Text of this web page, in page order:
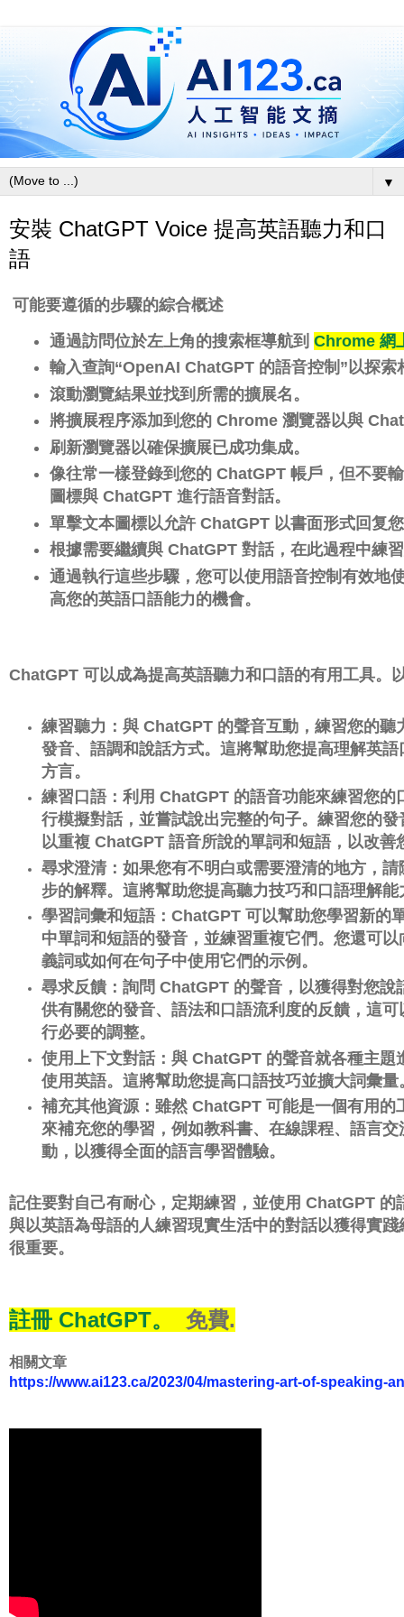
▼
安裝 ChatGPT Voice 提高英語聽力和口
語
可能要遵循的步驟的綜合概述
通過訪問位於左上角的搜索框導航到 Chrome 網
輸入查詢“OpenAI ChatGPT 的語音控制”以探索
滾動瀏覽結果並找到所需的擴展名。
將擴展程序添加到您的 Chrome 瀏覽器以與
刷新瀏覽器以確保擴展已成功集成。
像往常一樣登錄到您的 ChatGPT 帳戶，但不要
圖標與 ChatGPT 進行語音對話。
單擊文本圖標以允許 ChatGPT 以書面形式回复
根據需要繼續與 ChatGPT 對話，在此過程中練
通過執行這些步驟，您可以使用語音控制有效地
高您的英語口語能力的機會。
ChatGPT 可以成為提高英語聽力和口語的有用工具。
練習聽力：與 ChatGPT 的聲音互動，練習您的聽
發音、語調和說話方式。 這將幫助您提高理解英
方言。
練習口語：利用 ChatGPT 的語音功能來練習您的
行模擬對話，並嘗試說出完整的句子。 練習您的發
以重複 ChatGPT 語音所說的單詞和短語，以改善
尋求澄清：如果您有不明白或需要澄清的地方，
步的解釋。 這將幫助您提高聽力技巧和口語理解能
學習詞彙和短語：ChatGPT 可以幫助您學習新的
中單詞和短語的發音，並練習重複它們。 您還可以
義詞或如何在句子中使用它們的示例。
尋求反饋：詢問 ChatGPT 的聲音，以獲得對您說
供有關您的發音、語法和口語流利度的反饋，這
行必要的調整。
使用上下文對話：與 ChatGPT 的聲音就各種主題
使用英語。 這將幫助您提高口語技巧並擴大詞彙量
補充其他資源：雖然 ChatGPT 可能是一個有用的
來補充您的學習，例如教科書、在線課程、語言
動，以獲得全面的語言學習體驗。
記住要對自己有耐心，定期練習，並使用 ChatGPT
與以英語為母語的人練習現實生活中的對話以獲得實
很重要。
註冊 ChatGPT。 免費.
相關文章
https://www.ai123.ca/2023/04/mastering-art-of-speaking-